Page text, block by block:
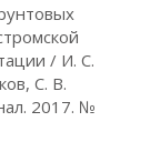
/ И. С.
С. В.
2017. №